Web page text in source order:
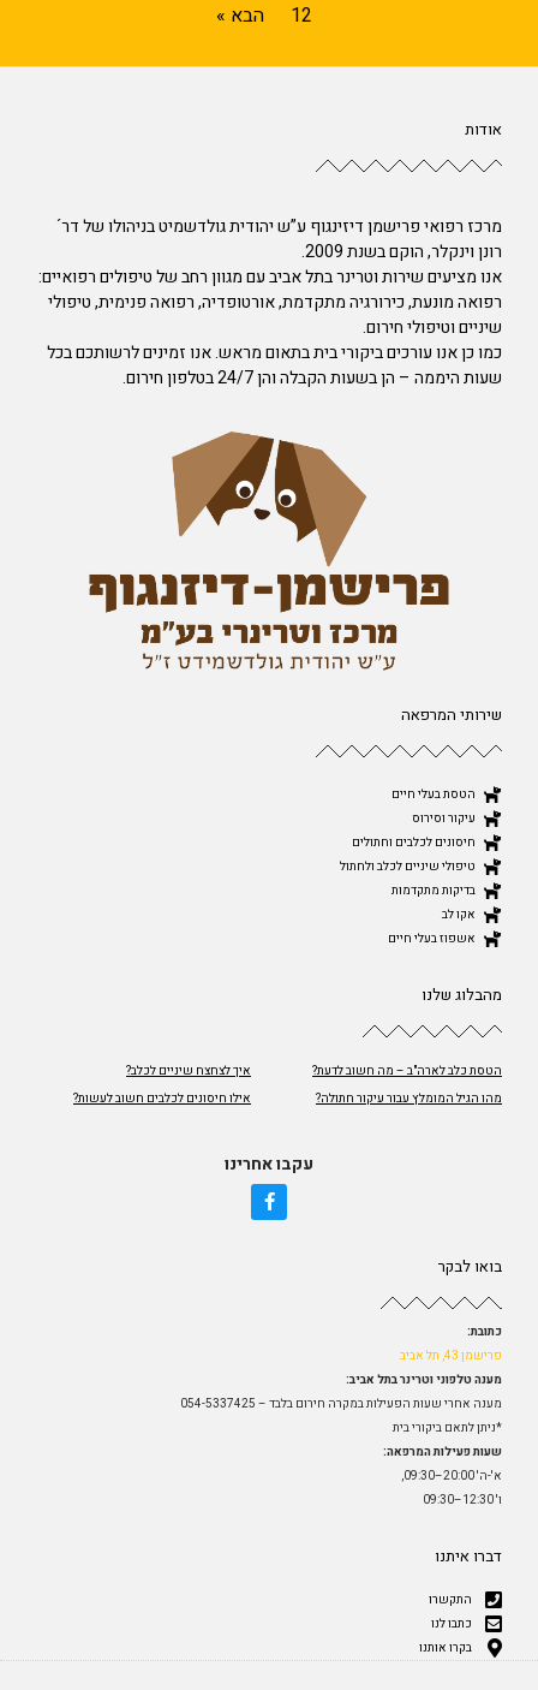
12 הבא »
אודות
מרכז רפואי פרישמן דיזינגוף ע”ש יהודית גולדשמיט בניהולו של דר´
רונן וינקלר, הוקם בשנת 2009.
אנו מציעים שירות וטרינר בתל אביב עם מגוון רחב של טיפולים רפואיים:
רפואה מונעת, כירורגיה מתקדמת, אורטופדיה, רפואה פנימית, טיפולי
שיניים וטיפולי חירום.
כמו כן אנו עורכים ביקורי בית בתאום מראש. אנו זמינים לרשותכם בכל
שעות היממה – הן בשעות הקבלה והן 24/7 בטלפון חירום.
שירותי המרפאה
הטסת בעלי חיים
עיקור וסירוס
חיסונים לכלבים וחתולים
טיפולי שיניים לכלב ולחתול
בדיקות מתקדמות
אקו לב
אשפוז בעלי חיים
מהבלוג שלנו
הטסת כלב לארה"ב – מה חשוב לדעת?
איך לצחצח שיניים לכלב?
מהו הגיל המומלץ עבור עיקור חתולה?
אילו חיסונים לכלבים חשוב לעשות?
עקבו אחרינו
בואו לבקר
כתובת:
פרישמן 43, תל אביב
מענה טלפוני וטרינר בתל אביב:
מענה אחרי שעות הפעילות במקרה חירום בלבד – 054-5337425
*ניתן לתאם ביקורי בית
שעות פעילות המרפאה:
א'-ה' 20:00–09:30,
ו' 12:30–09:30
דברו איתנו
התקשרו
כתבו לנו
בקרו אותנו